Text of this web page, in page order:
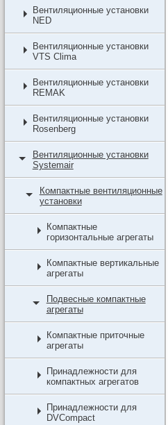
Вентиляционные установки
NED
Вентиляционные установки
VTS Clima
Вентиляционные установки
REMAK
Вентиляционные установки
Rosenberg
Вентиляционные установки
Systemair
Компактные вентиляционные
установки
Компактные
горизонтальные агрегаты
Компактные вертикальные
агрегаты
Подвесные компактные
агрегаты
Компактные приточные
агрегаты
Принадлежности для
компактных агрегатов
Принадлежности для
DVCompact